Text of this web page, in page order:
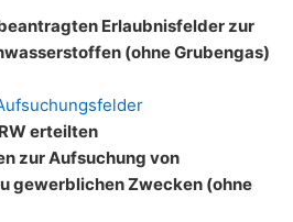
Erlaubnisfelder zur
(ohne Grubengas)
erteilten
zur Aufsuchung von
gewerblichen Zwecken (ohne